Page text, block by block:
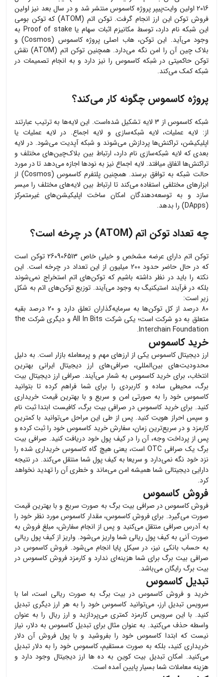
2016 اولین وایت‌پیپر پروژه کاسموس منتشر شد و در سال بعد نیز اولین
فروش توکن این ارز انجام گرفت. توکن اتم (ATOM) که توکن بومی
این شبکه نام دارد، توسط مکانیزم اثبات سهام یا Proof of stake به
وجود می‌آید. این توکن، هاب اصلی پروژه کاسموس (Cosmos) و
بلاک چین آن را امن نگه می‌دارد. همچنین توکن اتم (ATOM) نقش
توکن حاکمیتی در شبکه کاسموس را نیز دارد و به انجام تصمیمات در
شبکه کمک می‌کند.
پروژه کاسموس چگونه کار می‌کند؟
شبکه کاسموس از 3 لایه تشکیل شده‌است. این لایه‌ها به ترتیب عبارتند
از: لایه عملیات، لایه شبکه‌سازی و لایه اجماع. در لایه عملیات یا
اپلیکیشن، تراکنش‌ها پردازش می‌شوند و شبکه آپدیت می‌شود. در لایه
بعدی که لایه شبکه‌سازی نام دارد، ارتباط بین بلاک‌چین‌های مختلف و
تراکنش‌ها اتفاق می‎افتد. لایه اجماع نیز به نودها اجازه می‌دهد تا در مورد
حالت شبکه به توافق برسند. همچنین پلتفرم کاسموس (Cosmos) از
ابزارهای مختلفی استفاده می‌کند تا ارتباط بین لایه‌های مختلف را میسر
سازد و به توسعه‌دهندگان امکان ساخت اپلیکیشن‌های غیرمتمرکز
(DApps) را بدهد.
چه تعداد توکن اتم (ATOM) در چرخه است؟
توکن اتم دارای عرضه مشخص و خیلی خاص 260906513 توکن است
که در حال حاضر حدود 200 میلیون از این تعداد در چرخه است. این
نکته را باید در نظر داشته باشیم که توکن‌های اتم استخراج نمی‌شوند
بلکه در فرآیند استیکنیگ به وجود می‌آیند. توزیع توکن‌های اتم به شکل
زیر است:
80 درصد از کل توکن‌ها به سرمایه‌گذاران تعلق دارد و 20 درصد بقیه
متعلق به دو شرکت است؛ یکی شرکت All In Bits و دیگری شرکت the
Interchain Foundation.
خرید کاسموس
ارز دیجیتالکاسموس یکی از ارزهای مهم و پرمعامله بازار است. به دلیل
محدودیت‌های بین‌المللی، صرافی‌های ارز دیجیتال ایرانی بهترین
انتخاب، برای خریدکاسموس به شمار می‌آیند. صرافی ارز دیجیتال بیت
برگ، محیطی ساده و کاربردی را برای شما فراهم کرده تا بتوانید
کاسموس خود را به صورتی امن و سریع و با بهترین قیمت خریداری
کنید. برای خریدکاسموس در صرافی بیت برگ، کافیست ابتدا ثبت نام
و سپس احراز هویت کنید. پس از طی این مراحل می‌توانید با کمترین
کارمزد و در سریع‌ترین زمان، سفارش خرید کاسموسخود را ثبت کرده و
پس از پرداخت وجه، آن را در کیف پول خود دریافت کنید. صرافی بیت
برگ یک صرافی OTC است، یعنی هیچ گاه
کاسموس خریداری شده را
نزد خود نگه نمی‌دارد و سریعا به کیف پول شما منتقل می‌کند. در نتیجه
دارایی دیجیتالی شما همیشه امن می‌ماند و خطری آن را تهدید نخواهد
کرد.
فروش کاسموس
فروشکاسموسدر صرافی بیت برگ به صورت سریع و با بهترین قیمت
صورت می‌گیرد. برای فروشکاسموس، مقدار کاسموسمورد نظر خود را
به آدرس صرافی منتقل می‌کنید و پس از انجام سفارش، مبلغ فروش به
صورت آنی به کیف پول ریالی شما واریز می‌شود. واریز از کیف پول ریالی
به حساب بانکی نیز، در سیکل پایا انجام می‌شود. فروشکاسموس در
صرافی بیت برگ برای شما هزینه‌ای ندارد و کارمزد فروشکاسموس در
بیت برگ رایگان می‌باشد.
تبدیل کاسموس
خرید و فروش کاسموسدر بیت برگ به صورت ریالی است، اما با
سرویس تبدیل ارز، می‌توانید کاسموسخود را به هر ارز دیگری تبدیل
کنید. با این سرویس کارمزد کمتری می‌پردازید و ارز ریال را به عنوان
واسطه حذف می‌کنید. به عنوان مثال برای تبدیلکاسموس به دلار، نیاز
نیست که ابتدا کاسموسخود را بفروشید و با پول فروش آن دلار
خریداری کنید، بلکه به صورت مستقیم،کاسموس خود را به دلار تبدیل
می‌کنید. امکان تبدیل بیت کوین به ده ها ارز دیجیتال وجود دارد و
هزینه معاملات شما بسیار پایین آمده است.